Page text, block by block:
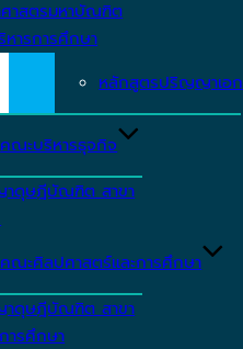
าสตรมหาบัณฑิต
หารการศึกษา
หลักสูตรปริญญาเอก
คณะบริหารธุจกิจ
ดุษฎีบัณฑิต สาขา
คณะศิลปศาสตร์และการศึกษา
ดุษฎีบัณฑิต สาขา
ารศึกษา